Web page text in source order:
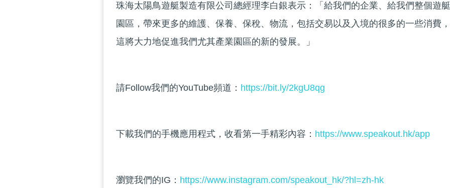
珠海太陽鳥遊艇製造有限公司總經理李白銀表示：「給我們的企業、給我們整個遊艇
園區，帶來更多的維護、保養、保稅、物流，包括交易以及入境的很多的一些消費，
這將大力地促進我們尤其產業園區的新的發展。」
請Follow我們的YouTube頻道： https://bit.ly/2kgU8qg
下載我們的手機應用程式，收看第一手精彩內容： https://www.speakout.hk/app
瀏覽我們的IG： https://www.instagram.com/speakout_hk/?hl=zh-hk